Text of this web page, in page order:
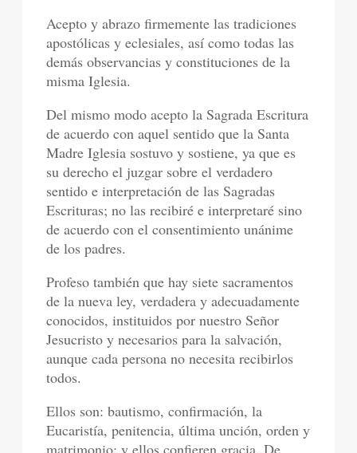
Acepto y abrazo firmemente las tradiciones
apostólicas y eclesiales, así como todas las
demás observancias y constituciones de la
misma Iglesia.
Del mismo modo acepto la Sagrada Escritura
de acuerdo con aquel sentido que la Santa
Madre Iglesia sostuvo y sostiene, ya que es
su derecho el juzgar sobre el verdadero
sentido e interpretación de las Sagradas
Escrituras; no las recibiré e interpretaré sino
de acuerdo con el consentimiento unánime
de los padres.
Profeso también que hay siete sacramentos
de la nueva ley, verdadera y adecuadamente
conocidos, instituidos por nuestro Señor
Jesucristo y necesarios para la salvación,
aunque cada persona no necesita recibirlos
todos.
Ellos son: bautismo, confirmación, la
Eucaristía, penitencia, última unción, orden y
matrimonio; y ellos confieren gracia. De